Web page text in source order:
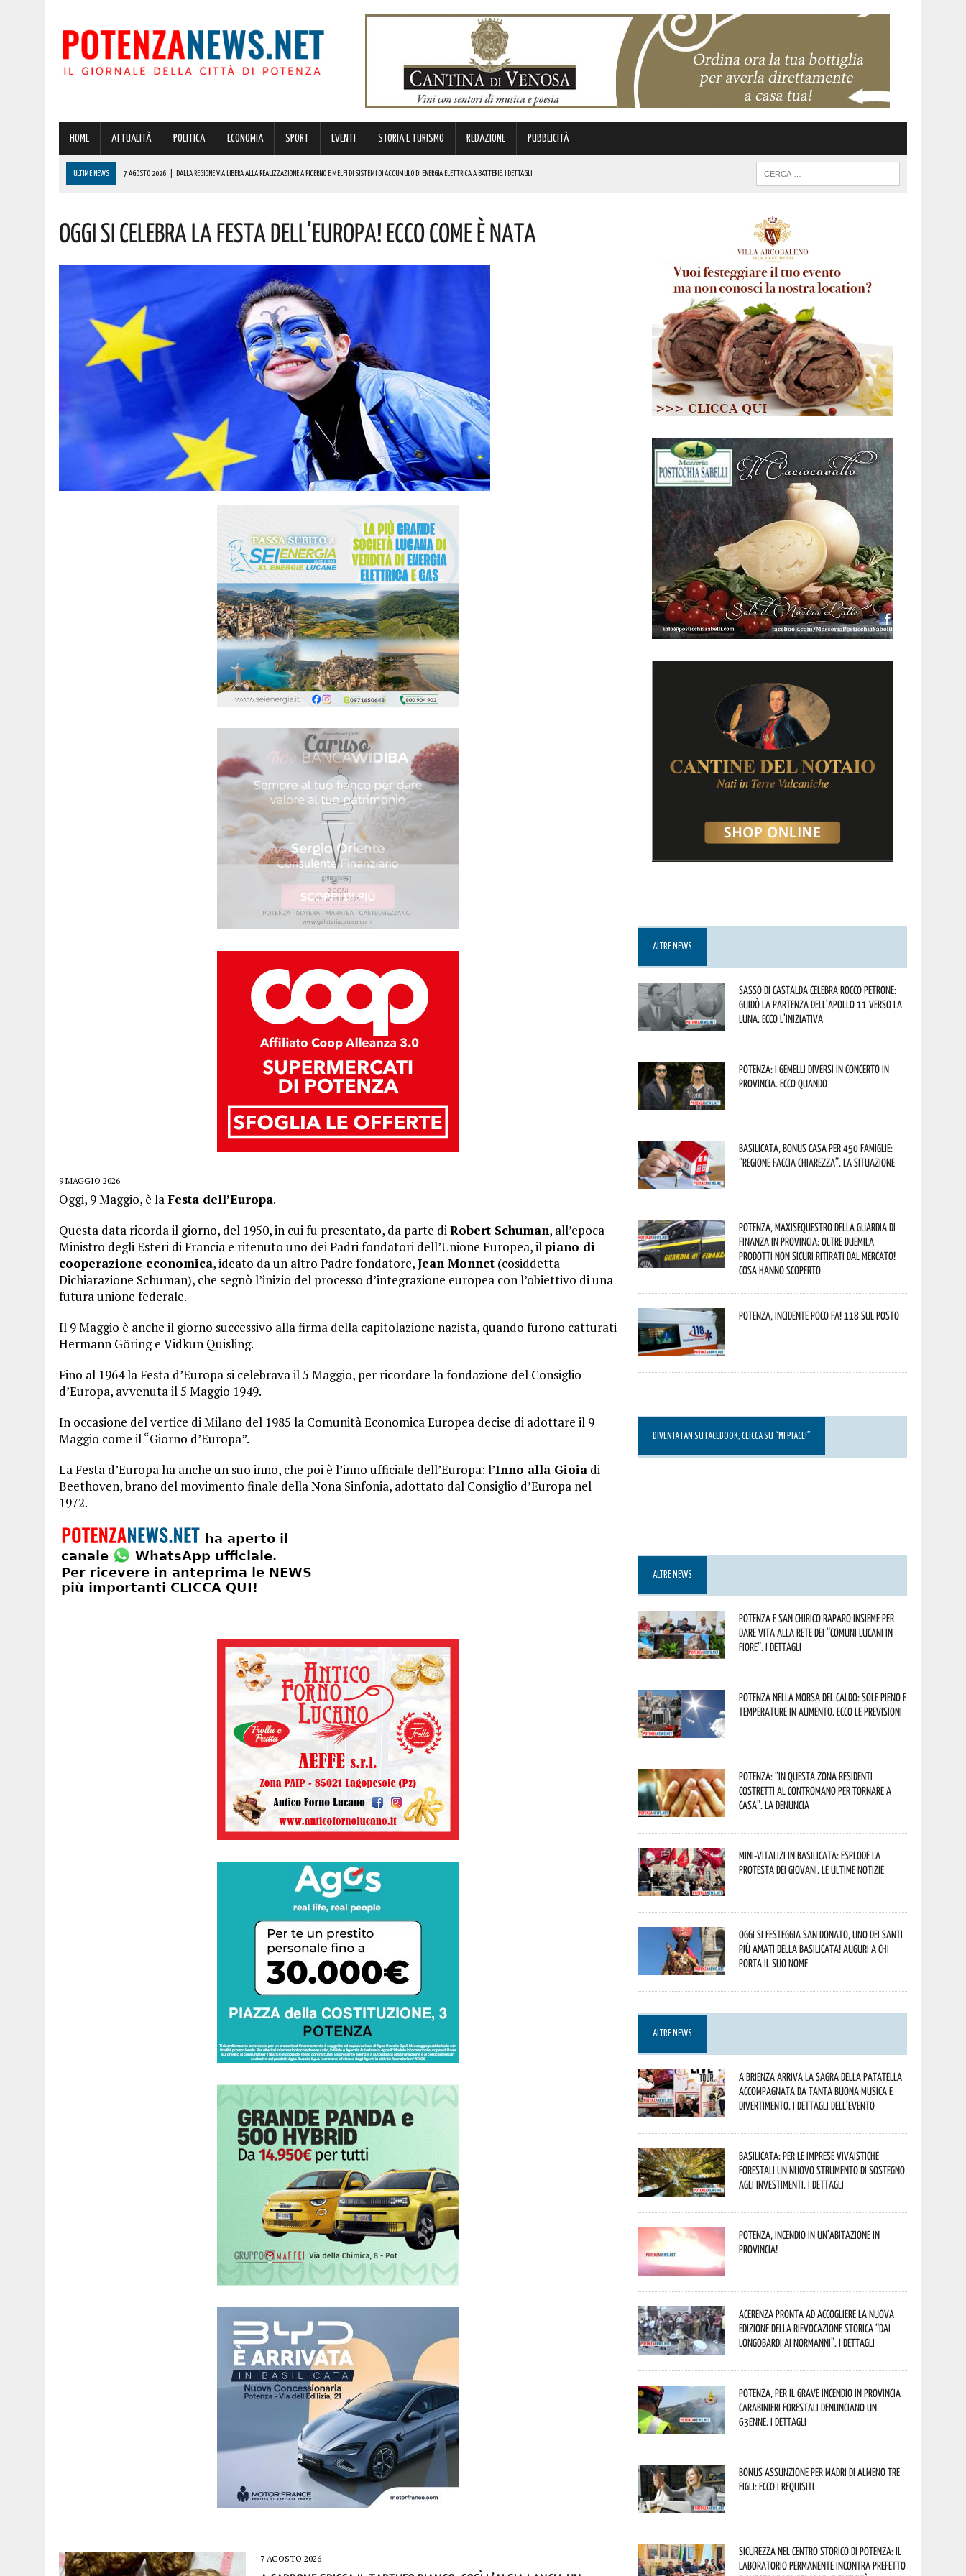
HOME ATTUALITÀ POLITICA ECONOMIA SPORT EVENTI STORIA E TURISMO REDAZIONE PUBBLICITÀ
ULTIME NEWS 7 AGOSTO 2026 DALLA REGIONE VIA LIBERA ALLA REALIZZAZIONE A PICERNO E MELFI DI SISTEMI DI ACCUMULO DI ENERGIA ELETTRICA A BATTERIE. I DETTAGLI
A LAURENZANA OLTRE 600000 EURO PER IL RESTAURO E IL COMPLETAMENTO DEL CASTELLO MEDIEVALE! I DETTAGLI
7 AGOSTO 2026 | RACCORDO AUTOSTRADALE 5 “SICIGNANO-POTENZA”: IN VISTA DELL’ESODO ESTIVO RIMOSSO IL SENSO UNICO ALTERNATO SU QUESTO VIADOTTO
A CARBONE SPICCA IL TARTUFO BIANCO: COSÌ L’ALSIA LANCIA UN AVVISO PUBBLICO PER VALORIZZARLO RIVOLTO A GRAFICI, DESIGNER PROFESSIONISTI E STUDENTI. I DETTAGLI
Oggi Si Celebra La Festa Dell’Europa! Ecco Come È Nata
9 MAGGIO 2026
Oggi, 9 Maggio, è laFesta dell’Europa.
Questa data ricorda il giorno, del 1950, in cui fu presentato, da parte diRobert Schuman, all’epoca
Ministro degli Esteri di Francia e ritenuto uno dei Padri fondatori dell’Unione Europea, ilpiano di
cooperazione economica, ideato da un altro Padre fondatore,Jean Monnet (cosiddetta
Dichiarazione Schuman), che segnò l’inizio del processo d’integrazione europea con l’obiettivo di una
futura unione federale.
Il 9 Maggio è anche il giorno successivo alla firma della capitolazione nazista, quando furono catturati
Hermann Göring e Vidkun Quisling.
Fino al 1964 la Festa d’Europa si celebrava il 5 Maggio, per ricordare la fondazione del Consiglio
d’Europa, avvenuta il 5 Maggio 1949.
In occasione del vertice di Milano del 1985 la Comunità Economica Europea decise di adottare il 9
Maggio come il “Giorno d’Europa”.
La Festa d’Europa ha anche un suo inno, che poi è l’inno ufficiale dell’Europa: l’Inno alla Gioia di
Beethoven, brano del movimento finale della Nona Sinfonia, adottato dal Consiglio d’Europa nel
1972.
7 AGOSTO 2026
ALTRE NEWS
Sasso di Castalda celebra Rocco Petrone:
guidò la partenza dell’Apollo 11 verso la
Luna. Ecco l’iniziativa
Potenza: i Gemelli DiVersi in concerto in
provincia. Ecco quando
Basilicata, Bonus casa per 450 famiglie:
“Regione faccia chiarezza”. La situazione
Potenza, maxisequestro della Guardia di
Finanza in provincia: oltre duemila
prodotti non sicuri ritirati dal mercato!
Cosa hanno scoperto
Potenza, incidente poco fa! 118 sul posto
DIVENTA FAN SU FACEBOOK, CLICCA SU “MI PIACE!”
ALTRE NEWS
Potenza e San Chirico Raparo insieme per
dare vita alla rete dei “Comuni Lucani in
Fiore”. I dettagli
Potenza nella morsa del caldo: sole pieno e
temperature in aumento. Ecco le previsioni
Potenza: “In questa zona residenti
costretti al contromano per tornare a
casa”. La denuncia
Mini-vitalizi in Basilicata: esplode la
protesta dei giovani. Le ultime notizie
Oggi si festeggia San Donato, uno dei Santi
più amati della Basilicata! Auguri a chi
porta il suo nome
ALTRE NEWS
A Brienza arriva la Sagra della Patatella
accompagnata da tanta buona musica e
divertimento. I dettagli dell’evento
Basilicata: per le imprese vivaistiche
forestali un nuovo strumento di sostegno
agli investimenti. I dettagli
Potenza, incendio in un’abitazione in
provincia!
Acerenza pronta ad accogliere la nuova
edizione della rievocazione storica “Dai
Longobardi ai Normanni”. I dettagli
Potenza, per il grave incendio in Provincia
Carabinieri forestali denunciano un
63enne. I dettagli
Bonus assunzione per madri di almeno tre
figli: ecco i requisiti
Sicurezza nel Centro Storico di Potenza: il
Laboratorio Permanente incontra Prefetto